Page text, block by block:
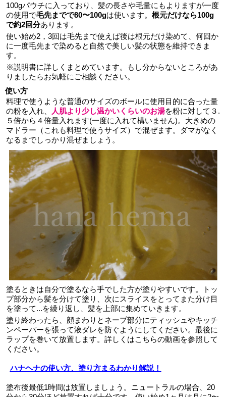
100gパウチに入っており、髪の長さや毛量にもよりますが一度
の使用で毛先までで80〜100gは使います。 根元だけなら100g
で約2回分あります。
使い始め2，3回は毛先まで使えば後は根元だけ染めて、何回か
に一度毛先まで染めると自然で美しい髪の状態を維持できま
す。
※説明書に詳しくまとめています。もし分からないところがあ
りましたらお気軽にご相談ください。
使い方
料理で使うような普通のサイズのボールに使用目的に合った量
の粉を入れ、
人肌より少し温かいくらいのお湯を粉に対して３.
５倍から４倍量入れます(一度に入れて構いません)。大きめの
マドラー（これも料理で使うサイズ）で混ぜます。ダマがなく
なるまでしっかり混ぜましょう。
塗るときは自分で塗るなら手でした方が塗りやすいです。トッ
プ部分から髪を分けて塗り、次にスライスをとってまた分け目
を塗って...を繰り返し、髪を上部に集めていきます。
塗り終わったら、顔まわりとネープ部分にティッシュやキッチ
ンペーパーを張って液ダレを防ぐようにしてください。最後に
ラップを巻いて放置します。詳しくはこちらの動画を参照して
ください。
ハナヘナの使い方、塗り方まるわかり解説！
塗布後最低1時間は放置しましょう。ニュートラルの場合、20